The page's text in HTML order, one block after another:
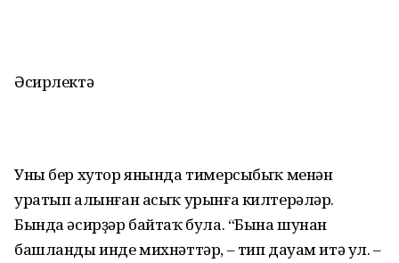
Әсирлектә
Уны бер хутор янында тимерсыбыҡ менән
уратып алынған асыҡ урынға килтерәләр.
Бында әсирҙәр байтаҡ була. “Бына шунан
башланды инде михнәттәр, – тип дауам итә ул. –